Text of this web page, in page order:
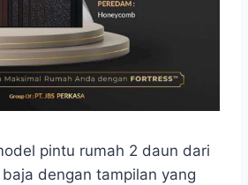
pintu rumah 2 daun dari
baja dengan tampilan yang